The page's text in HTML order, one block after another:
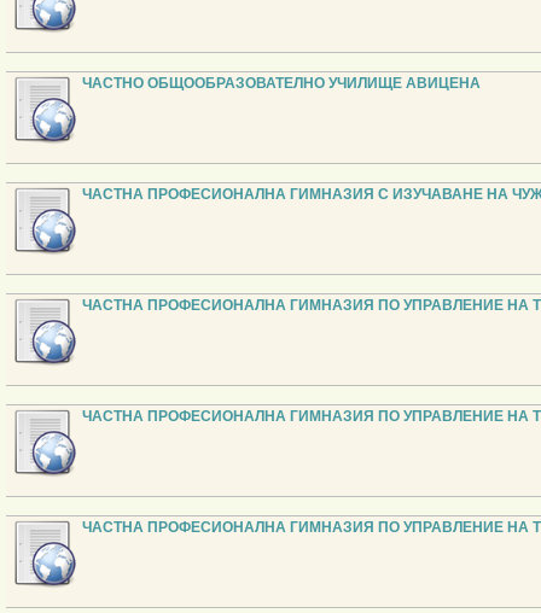
ЧАСТНО ОБЩООБРАЗОВАТЕЛНО УЧИЛИЩЕ АВИЦЕНА
ЧАСТНА ПРОФЕСИОНАЛНА ГИМНАЗИЯ С ИЗУЧАВАНЕ НА
ЧАСТНА ПРОФЕСИОНАЛНА ГИМНАЗИЯ ПО УПРАВЛЕНИЕ НА
ЧАСТНА ПРОФЕСИОНАЛНА ГИМНАЗИЯ ПО УПРАВЛЕНИЕ НА
ЧАСТНА ПРОФЕСИОНАЛНА ГИМНАЗИЯ ПО УПРАВЛЕНИЕ НА